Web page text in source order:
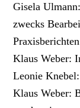
Gisela
zwecks
Praxisberichten
Klaus Weber:
Leonie
Klaus Weber: